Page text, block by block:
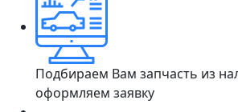
Подбираем Вам запчасть из
оформляем заявку